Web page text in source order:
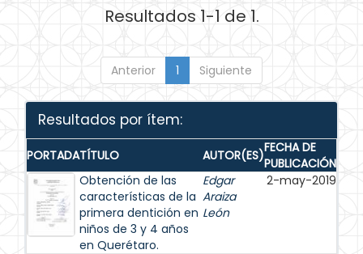
Resultados 1-1 de 1.
Anterior 1 Siguiente
Resultados por ítem:
PORTADATÍTULO AUTOR(ES)FECHA DE
PUBLICACIÓN
Obtención de las
características de la
primera dentición en
niños de 3 y 4 años
en Querétaro.
Edgar
Araiza
León
2-may-2019